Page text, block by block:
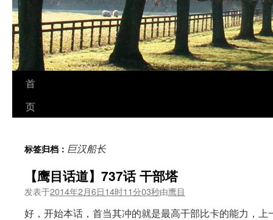
跳
至
文
首
页
标签归档： 巨汉船长
【鹰目话道】737话 干部塔
发表于2014年2月6日14时11分03秒由鹰目
好，开始本话，首当其冲的就是最高干部比卡的能力，